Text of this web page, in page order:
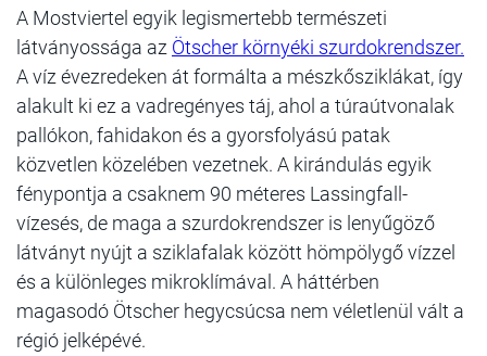
A Mostviertel egyik legismertebb természeti
látványossága az Ötscher környéki szurdokrendszer.
A víz évezredeken át formálta a mészkősziklákat, így
alakult ki ez a vadregényes táj, ahol a túraútvonalak
pallókon, fahidakon és a gyorsfolyású patak
közvetlen közelében vezetnek. A kirándulás egyik
fénypontja a csaknem 90 méteres Lassingfall-
vízesés, de maga a szurdokrendszer is lenyűgöző
látványt nyújt a sziklafalak között hömpölygő vízzel
és a különleges mikroklímával. A háttérben
magasodó Ötscher hegycsúcsa nem véletlenül vált a
régió jelképévé.